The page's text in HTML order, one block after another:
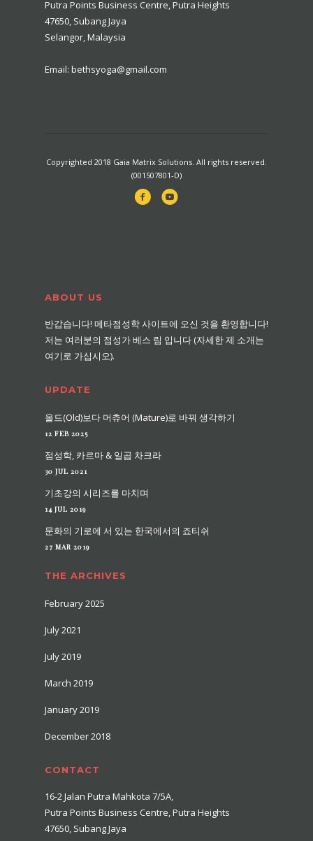
Putra Points Business Centre, Putra Heights
47650, Subang Jaya
Selangor, Malaysia
Email: bethsyoga@gmail.com
Copyrighted 2018 Gaia Matrix Solutions. All rights reserved.
(001507801-D)
ABOUT US
반갑습니다! 메타점성학 사이트에 오신 것을 환영합니다!
저는 여러분의 점성가 베스 림 입니다 (자세한 제 소개는
여기로 가십시오).
UPDATE
올드(Old)보다 머츄어 (Mature)로 바꿔 생각하기
12 FEB 2025
점성학, 카르마 & 일곱 차크라
30 JUL 2021
기초강의 시리즈를 마치며
14 JUL 2019
문화의 기로에 서 있는 한국에서의 죠티쉬
27 MAR 2019
THE ARCHIVES
February 2025
July 2021
July 2019
March 2019
January 2019
December 2018
CONTACT
16-2 Jalan Putra Mahkota 7/5A,
Putra Points Business Centre, Putra Heights
47650, Subang Jaya